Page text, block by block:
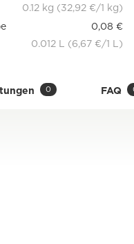
0.12 kg (32,92 €/1 kg)
0,08 €
0.012 L (6,67 €/1 L)
0 FAQ